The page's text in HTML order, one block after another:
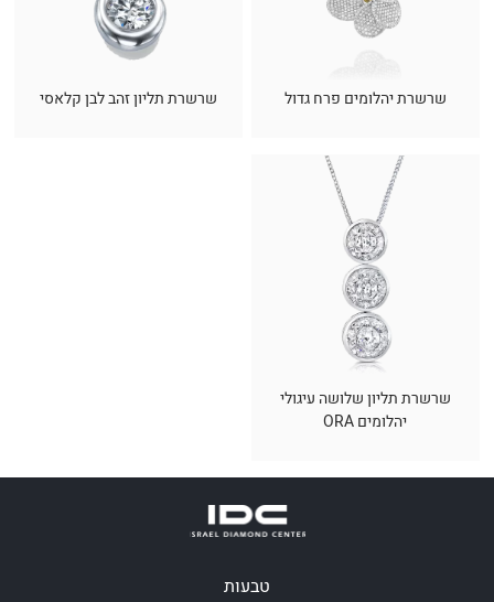
שרשרת יהלומים פרח גדול שרשרת תליון זהב לבן קלאסי
שרשרת תליון שלושה עיגולי
יהלומים ORA
טבעות